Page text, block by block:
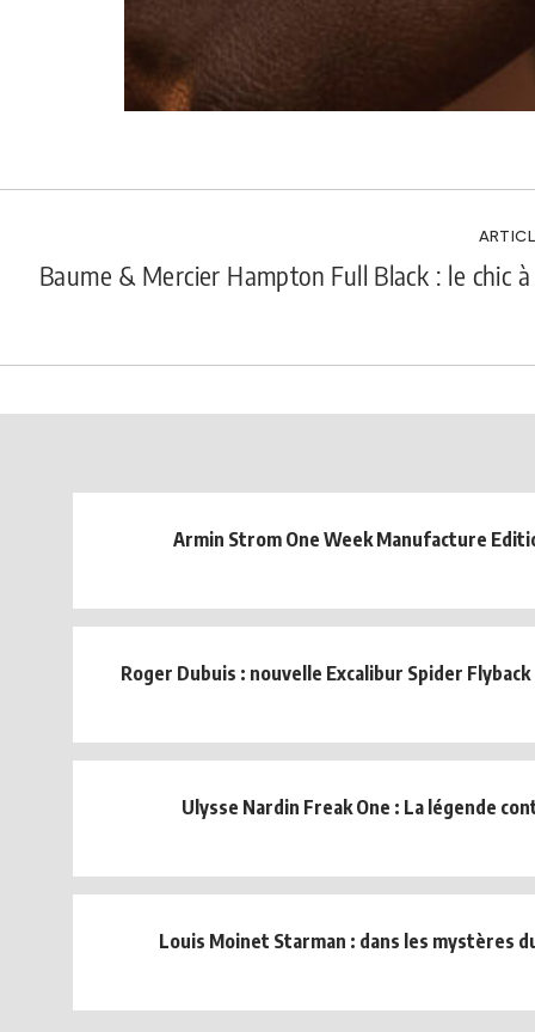
Baume & Mercier Hampton Full Black : le chic
Armin Strom One Week Manufacture
Roger Dubuis : nouvelle Excalibur Spider
Ulysse Nardin Freak One : La légende
Louis Moinet Starman : dans les mystères